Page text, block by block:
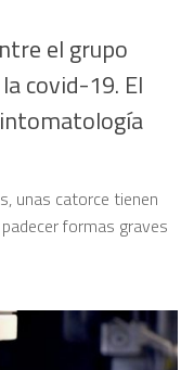
el grupo
covid-19. El
unas catorce tienen
formas graves